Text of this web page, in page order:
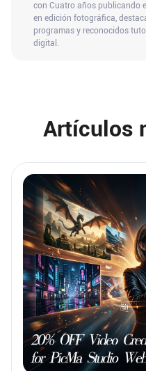
con Cuatro años publicando
en edición fotográfica,
programas y reconocidos
digital.
Artículos